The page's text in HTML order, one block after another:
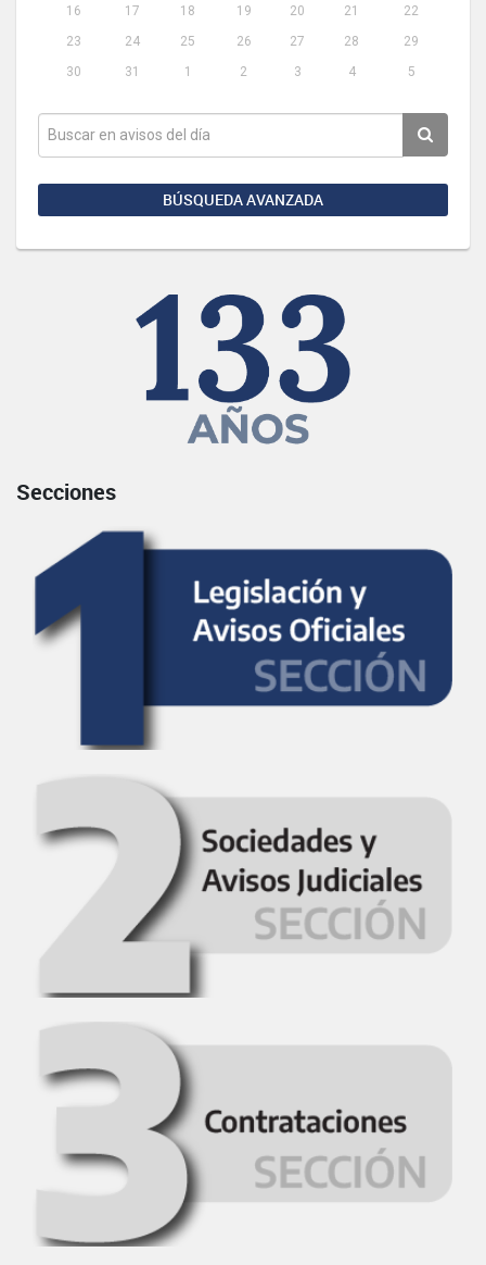
16
17 18 19 20 21
22
23
24 25 26 27 28
29
30
31 1 2 3 4 5
BÚSQUEDA AVANZADA
Secciones